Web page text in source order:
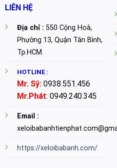
LIÊN HỆ
Địa chỉ : 550 Cộng Hoà,
Phường 13, Quận Tân Bình,
Tp.HCM.
HOTLINE :
Mr. Sỹ:0938.551.456
Mr.Phát: 0949.240.345
Email :
https://xeloibabanh.com/